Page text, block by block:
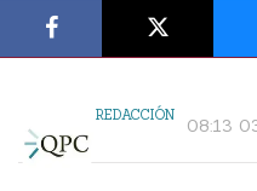
REDACCIÓN 08:13